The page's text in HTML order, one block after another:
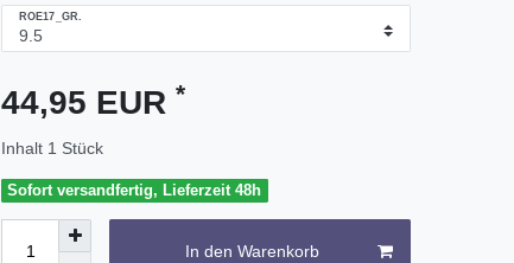
ROE17_GR.
44,95 EUR *
Inhalt 1 Stück
Sofort versandfertig, Lieferzeit 48h
In den Warenkorb